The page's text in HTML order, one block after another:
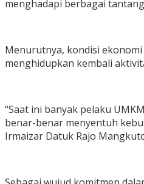
menghadapi berbagai
Menurutnya, kondisi
menghidupkan kembali
“Saat ini banyak pelaku
benar-benar menyentuh
Irmaizar Datuk Rajo